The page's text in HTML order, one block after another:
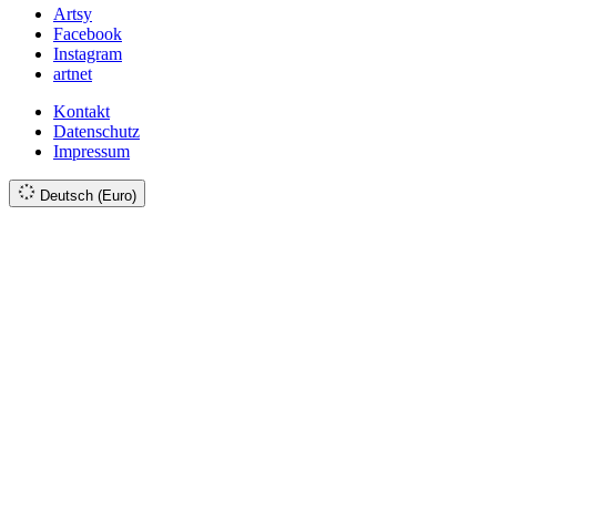
Artsy
Facebook
Instagram
artnet
Kontakt
Datenschutz
Impressum
Deutsch (Euro)